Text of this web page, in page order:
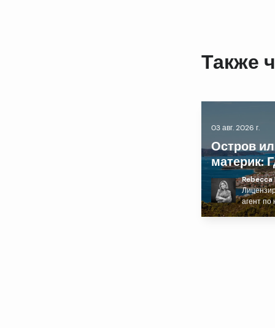
Также
03 авг. 2026 г.
Остров
материк:
лучшеRebecca
агент по